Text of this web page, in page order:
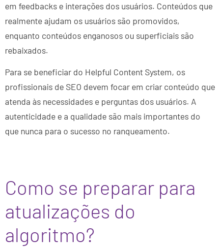
em feedbacks e interações dos usuários. Conteúdos que
realmente ajudam os usuários são promovidos,
enquanto conteúdos enganosos ou superficiais são
rebaixados.
Para se beneficiar do Helpful Content System, os
profissionais de SEO devem focar em criar conteúdo que
atenda às necessidades e perguntas dos usuários. A
autenticidade e a qualidade são mais importantes do
que nunca para o sucesso no ranqueamento.
Como se preparar para
atualizações do
algoritmo?